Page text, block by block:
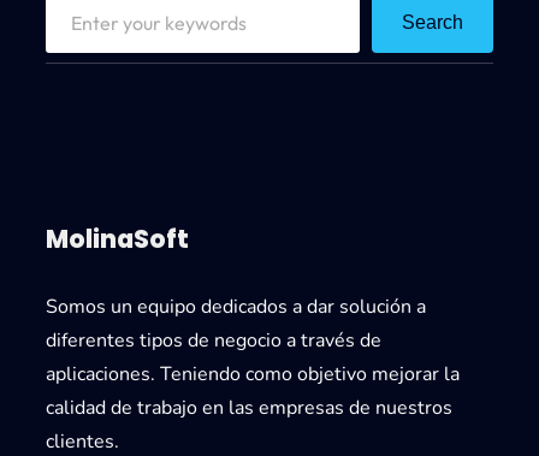
Search
MolinaSoft
Somos un equipo dedicados a dar solución a
diferentes tipos de negocio a través de
aplicaciones. Teniendo como objetivo mejorar la
calidad de trabajo en las empresas de nuestros
clientes.